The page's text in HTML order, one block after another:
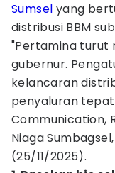
Sumsel yang
distribusi BBM
"Pertamina turut
gubernur.
kelancaran
penyaluran
Communication,
Niaga
(25/11/2025).